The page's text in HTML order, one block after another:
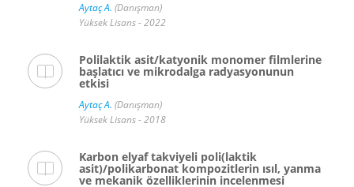
Aytaç A. (Danışman)
Yüksek Lisans - 2022
Polilaktik asit/katyonik monomer filmlerine
başlatıcı ve mikrodalga radyasyonunun
etkisi
Aytaç A. (Danışman)
Yüksek Lisans - 2018
Karbon elyaf takviyeli poli(laktik
asit)/polikarbonat kompozitlerin ısıl, yanma
ve mekanik özelliklerinin incelenmesi